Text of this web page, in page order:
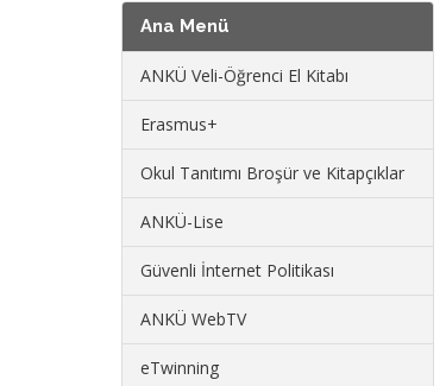
Ana Menü
ANKÜ Veli-Öğrenci El Kitabı
Erasmus+
Okul Tanıtımı Broşür ve Kitapçıklar
ANKÜ-Lise
Güvenli İnternet Politikası
ANKÜ WebTV
eTwinning